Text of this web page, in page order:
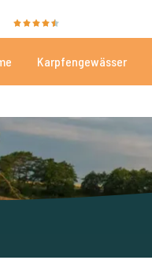
Karpfengewässer